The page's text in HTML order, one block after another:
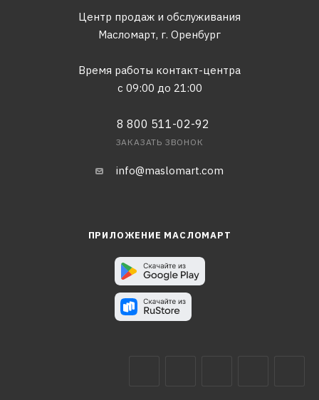
Центр продаж и обслуживания
Масломарт, г. Оренбург
Время работы контакт-центра
с 09:00 до 21:00
8 800 511-02-92
ЗАКАЗАТЬ ЗВОНОК
info@maslomart.com
ПРИЛОЖЕНИЕ МАСЛОМАРТ